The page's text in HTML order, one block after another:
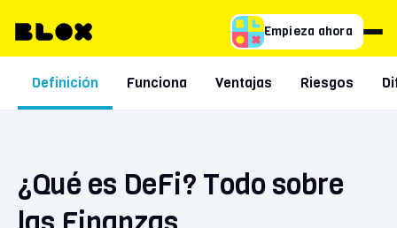
Empieza ahora
Definición Funciona Ventajas Riesgos
¿Qué es DeFi? Todo sobre